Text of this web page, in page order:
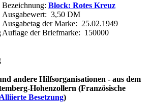
Bezeichnung: Block: Rotes Kreuz
Ausgabewert: 3,50 DM
Ausgabetag der Marke: 25.02.1949
Auflage der Briefmarke: 150000
andere Hilfsorganisationen - aus dem
Hohenzollern (Französische
Alliierte Besetzung)